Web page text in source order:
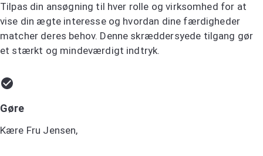
Tilpas din ansøgning til hver rolle og virksomhed for at
vise din ægte interesse og hvordan dine færdigheder
matcher deres behov. Denne skræddersyede tilgang gør
et stærkt og mindeværdigt indtryk.
Gøre
Kære Fru Jensen,